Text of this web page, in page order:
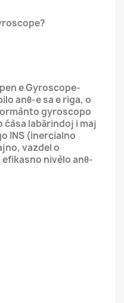
e Gyroscope-
anθ-e sa e riga, o
gyroscopo
labǎrindoj i maj
INS (inercialno
vazdel o
nivèlo anθ-